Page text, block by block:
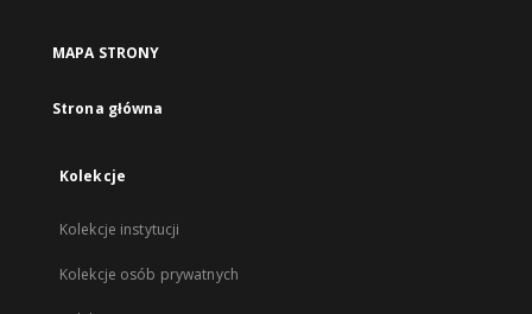
MAPA STRONY
Strona główna
Kolekcje
Kolekcje instytucji
Kolekcje osób prywatnych